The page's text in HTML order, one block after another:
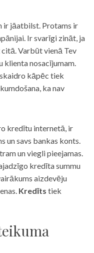
ir jāatbilst. Protams ir
Ir svarīgi zināt, ja
Varbūt vienā Tev
klienta nosacījumam.
kāpēc tiek
ka nav
kredītu internetā, ir
un savs bankas konts.
un viegli pieejamas.
kredīta summu
aizdevēju
Kredīts tiek